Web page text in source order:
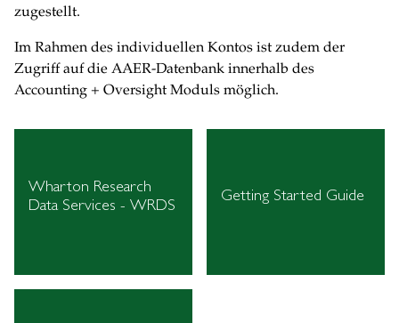
zugestellt.
Im Rahmen des individuellen Kontos ist zudem der
Zugriff auf die AAER-Datenbank innerhalb des
Accounting + Oversight Moduls möglich.
Wharton Research
Data Services - WRDS
Getting Started Guide